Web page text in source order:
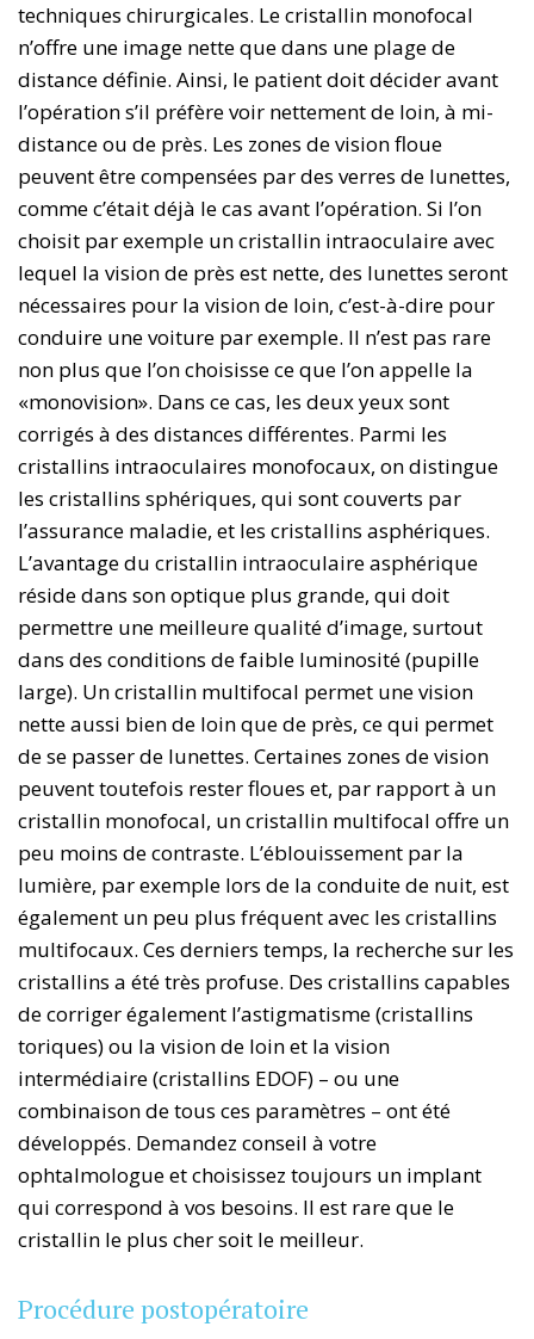
techniques chirurgicales. Le cristallin monofocal
n’offre une image nette que dans une plage de
distance définie. Ainsi, le patient doit décider avant
l’opération s’il préfère voir nettement de loin, à mi-
distance ou de près. Les zones de vision floue
peuvent être compensées par des verres de lunettes,
comme c’était déjà le cas avant l’opération. Si l’on
choisit par exemple un cristallin intraoculaire avec
lequel la vision de près est nette, des lunettes seront
nécessaires pour la vision de loin, c’est-à-dire pour
conduire une voiture par exemple. Il n’est pas rare
non plus que l’on choisisse ce que l’on appelle la
«monovision». Dans ce cas, les deux yeux sont
corrigés à des distances différentes. Parmi les
cristallins intraoculaires monofocaux, on distingue
les cristallins sphériques, qui sont couverts par
l’assurance maladie, et les cristallins asphériques.
L’avantage du cristallin intraoculaire asphérique
réside dans son optique plus grande, qui doit
permettre une meilleure qualité d’image, surtout
dans des conditions de faible luminosité (pupille
large). Un cristallin multifocal permet une vision
nette aussi bien de loin que de près, ce qui permet
de se passer de lunettes. Certaines zones de vision
peuvent toutefois rester floues et, par rapport à un
cristallin monofocal, un cristallin multifocal offre un
peu moins de contraste. L’éblouissement par la
lumière, par exemple lors de la conduite de nuit, est
également un peu plus fréquent avec les cristallins
multifocaux. Ces derniers temps, la recherche sur les
cristallins a été très profuse. Des cristallins capables
de corriger également l’astigmatisme (cristallins
toriques) ou la vision de loin et la vision
intermédiaire (cristallins EDOF) – ou une
combinaison de tous ces paramètres – ont été
développés. Demandez conseil à votre
ophtalmologue et choisissez toujours un implant
qui correspond à vos besoins. Il est rare que le
cristallin le plus cher soit le meilleur.
Procédure postopératoire